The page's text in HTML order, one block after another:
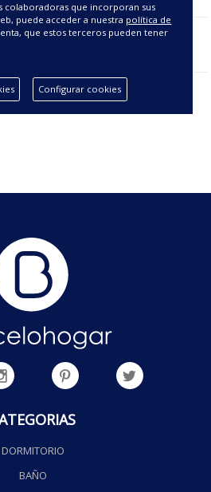
DORMITORIO
BAÑO
colaboradoras que incorporan sus
puede acceder a nuestra política de
que estos terceros pueden tener
Configurar cookies